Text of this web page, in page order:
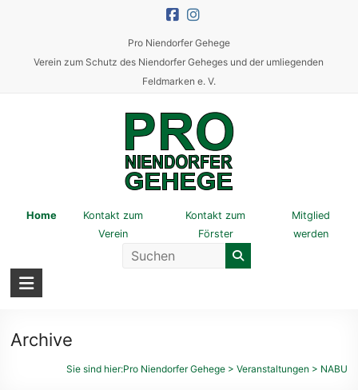
content
Pro Niendorfer Gehege
Verein zum Schutz des Niendorfer Geheges und der umliegenden
Feldmarken e. V.
Pro
Gehege
Schutz
Home
Kontakt zum
Verein
Kontakt zum
Förster
Mitglied
werden
Archive
Sie sind hier:Pro Niendorfer Gehege> Veranstaltungen > NABU